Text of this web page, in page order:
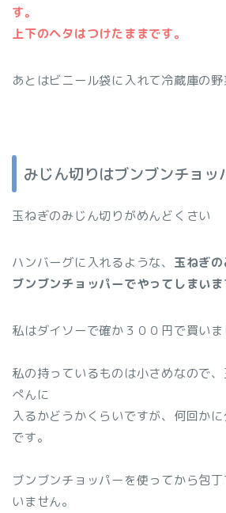
す。
上下のヘタはつけたままです。
あとはビニール袋に入れて冷蔵庫の野
みじん切りはブンブンチョッ
玉ねぎのみじん切りがめんどくさい
ハンバーグに入れるような、 玉ねぎ
ブンブンチョッパーでやってしまいま
私はダイソーで確か３００円で買いま
私の持っているものは小さめなので
ぺんに
入るかどうかくらいですが、何回か
です。
ブンブンチョッパーを使ってから包
いません。